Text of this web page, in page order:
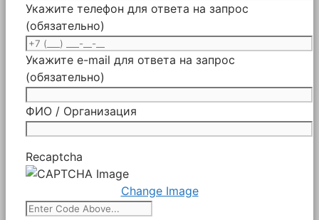
Укажите телефон для ответа на запрос
(обязательно)
Укажите e-mail для ответа на запрос
(обязательно)
ФИО / Организация
Recaptcha
Change Image